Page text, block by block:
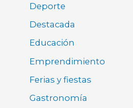
Deporte
Destacada
Educación
Emprendimiento
Ferias y fiestas
Gastronomía